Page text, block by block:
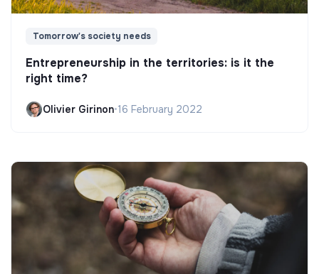
Tomorrow's society needs
Entrepreneurship in the territories: is it the
right time?
Olivier Girinon•16 February 2022